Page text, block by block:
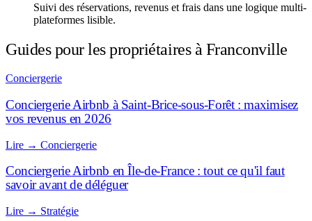
Suivi des réservations, revenus et frais dans une logique multi-
plateformes lisible.
Guides pour les propriétaires à Franconville
Conciergerie
Conciergerie Airbnb à Saint-Brice-sous-Forêt : maximisez
vos revenus en 2026
Lire → Conciergerie
Conciergerie Airbnb en Île-de-France : tout ce qu'il faut
savoir avant de déléguer
Lire → Stratégie